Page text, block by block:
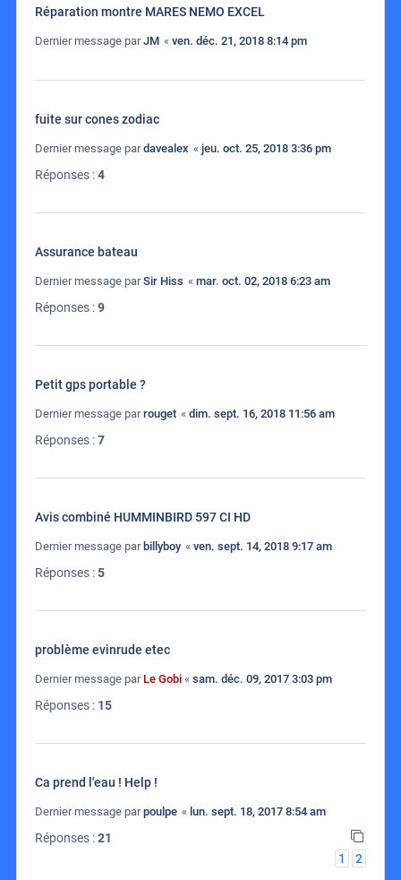
Réparation montre MARES NEMO EXCEL
Dernier message parJM « ven. déc. 21, 2018 8:14 pm
fuite sur cones zodiac
Dernier message pardavealex « jeu. oct. 25, 2018 3:36 pm
Réponses :4
Assurance bateau
Dernier message parSir Hiss « mar. oct. 02, 2018 6:23 am
Réponses :9
Petit gps portable ?
Dernier message parrouget « dim. sept. 16, 2018 11:56 am
Réponses :7
Avis combiné HUMMINBIRD 597 CI HD
Dernier message par billyboy « ven. sept. 14, 2018 9:17 am
Réponses :5
problème evinrude etec
Dernier message par Le Gobi « sam. déc. 09, 2017 3:03 pm
Réponses : 15
Ca prend l'eau ! Help !
Dernier message parpoulpe « lun. sept. 18, 2017 8:54 am
Réponses :21
1
2